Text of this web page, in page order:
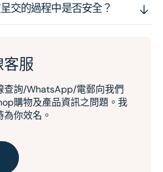
交的過程中是否安全？
服
查詢/WhatsApp/電郵向我們
購物及產品資訊之問題。我
你效名。